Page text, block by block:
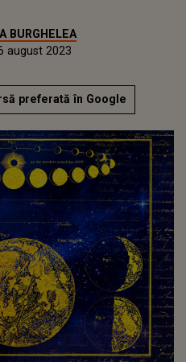
BURGHELEA
august 2023
preferată în Google